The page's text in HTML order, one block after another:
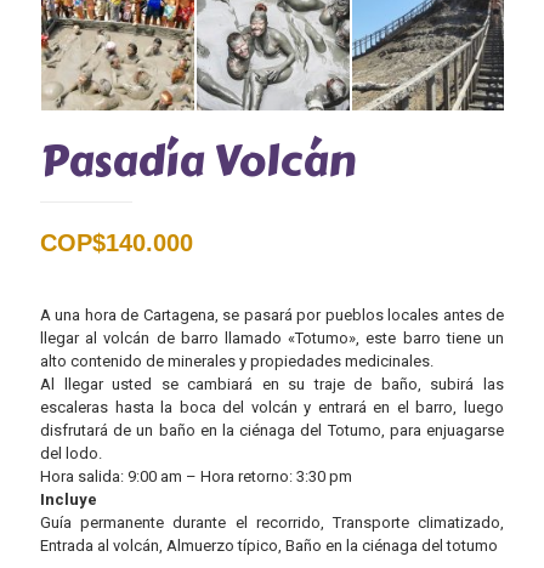
Pasadía Volcán
COP$140.000
A una hora de Cartagena, se pasará por pueblos locales antes de
llegar al volcán de barro llamado «Totumo», este barro tiene un
alto contenido de minerales y propiedades medicinales.
Al llegar usted se cambiará en su traje de baño, subirá las
escaleras hasta la boca del volcán y entrará en el barro, luego
disfrutará de un baño en la ciénaga del Totumo, para enjuagarse
del lodo.
Hora salida: 9:00 am – Hora retorno: 3:30 pm
Incluye
Guía permanente durante el recorrido, Transporte climatizado,
Entrada al volcán, Almuerzo típico, Baño en la ciénaga del totumo